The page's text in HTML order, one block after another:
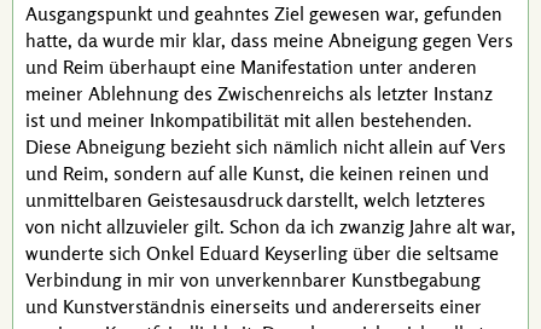
Ausgangspunkt und geahntes Ziel gewesen war, gefunden
hatte, da wurde mir klar, dass meine Abneigung gegen Vers
und Reim überhaupt eine Manifestation unter anderen
meiner Ablehnung des Zwischenreichs als letzter Instanz
ist und meiner Inkompatibilität mit allen bestehenden.
Diese Abneigung bezieht sich nämlich nicht allein auf Vers
und Reim, sondern auf alle Kunst, die keinen reinen und
unmittelbaren Geistesausdruck darstellt, welch letzteres
von nicht allzuvieler gilt. Schon da ich zwanzig Jahre alt war,
wunderte sich Onkel Eduard Keyserling über die seltsame
Verbindung in mir von unverkennbarer Kunstbegabung
und Kunstverständnis einerseits und andererseits einer